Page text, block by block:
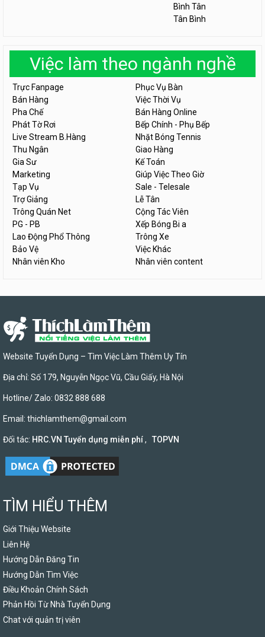
Bình Tân
Tân Bình
Việc làm theo ngành nghề
Trực Fanpage
Phục Vụ Bàn
Bán Hàng
Việc Thời Vụ
Pha Chế
Bán Hàng Online
Phát Tờ Rơi
Bếp Chính - Phụ Bếp
Live Stream B.Hàng
Nhặt Bóng Tennis
Thu Ngân
Giao Hàng
Gia Sư
Kế Toán
Marketing
Giúp Việc Theo Giờ
Tạp Vụ
Sale - Telesale
Trợ Giảng
Lễ Tân
Trông Quán Net
Cộng Tác Viên
PG - PB
Xếp Bóng Bi a
Lao Động Phổ Thông
Trông Xe
Bảo Vệ
Việc Khác
Nhân viên Kho
Nhân viên content
Website Tuyển Dụng – Tìm Việc Làm Thêm Uy Tín
Địa chỉ: Số 179, Nguyễn Ngọc Vũ, Cầu Giấy, Hà Nội
Hotline/ Zalo: 0832 888 688
Email: thichlamthem@gmail.com
Đối tác: HRC.VN Tuyển dụng miễn phí, TOPVN
TÌM HIỂU THÊM
Giới Thiệu Website
Liên Hệ
Hướng Dẫn Đăng Tin
Hướng Dẫn Tìm Việc
Điều Khoản Chính Sách
Phản Hồi Từ Nhà Tuyển Dụng
Chat với quản trị viên